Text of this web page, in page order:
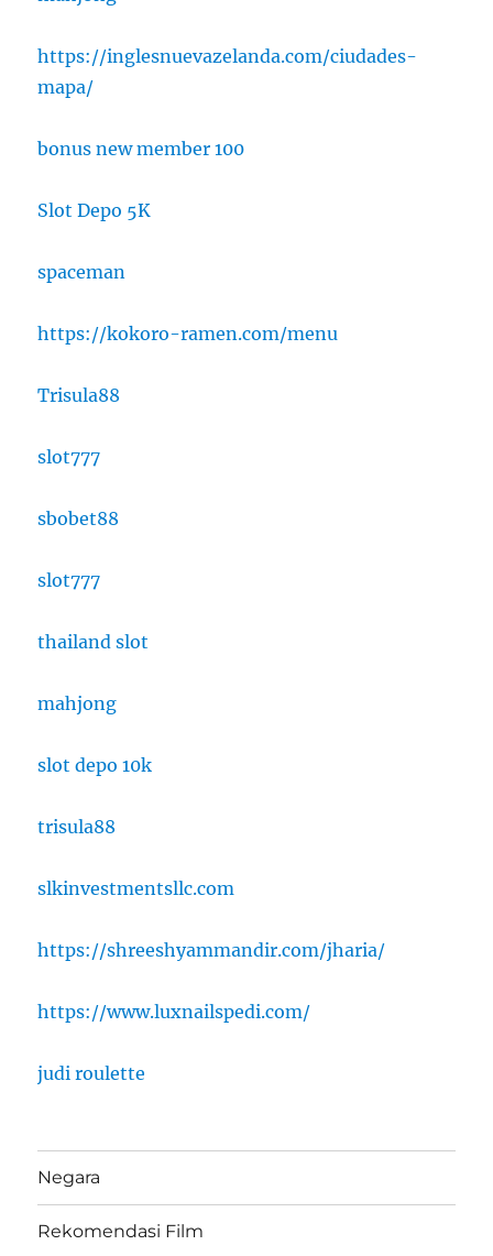
https://inglesnuevazelanda.com/ciudades-
mapa/
bonus new member 100
Slot Depo 5K
spaceman
https://kokoro-ramen.com/menu
Trisula88
slot777
sbobet88
slot777
thailand slot
mahjong
slot depo 10k
trisula88
slkinvestmentsllc.com
https://shreeshyammandir.com/jharia/
https://www.luxnailspedi.com/
judi roulette
Negara
Rekomendasi Film